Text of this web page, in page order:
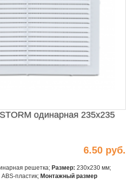
одинарная 235х235
6.50 руб.
решетка; Размер: 230х230 мм;
ABS-пластик; Монтажный размер